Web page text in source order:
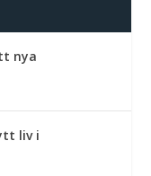
nya
liv i